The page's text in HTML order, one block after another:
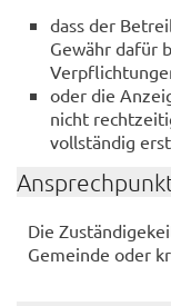
dass der
Gewähr dafür
oder die
nicht
vollständig
Die
Gemeinde oder